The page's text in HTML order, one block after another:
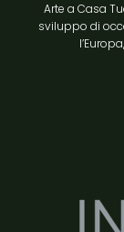
Arte a Casa
sviluppo di